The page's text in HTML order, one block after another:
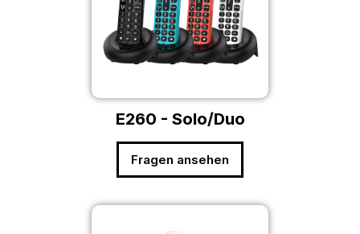
E260 - Solo/Duo
Fragen ansehen